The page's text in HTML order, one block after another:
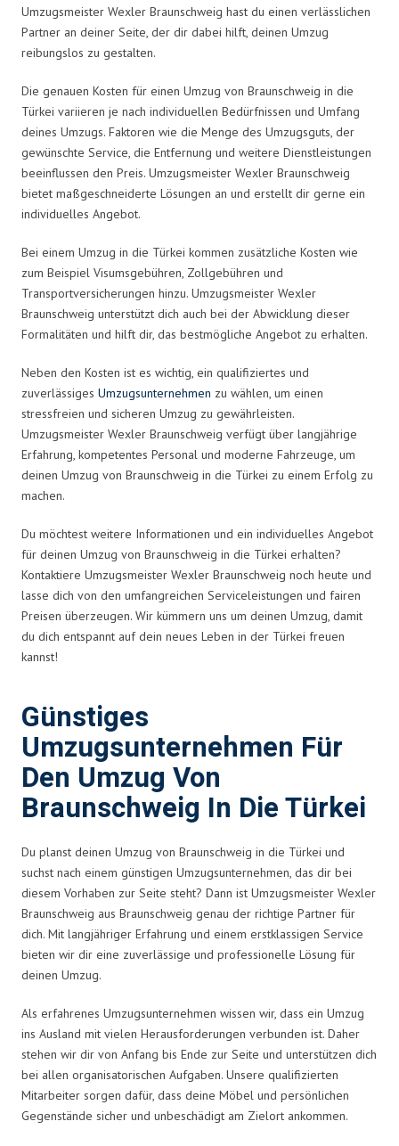
Umzugsmeister Wexler Braunschweig hast du einen verlässlichen
Partner an deiner Seite, der dir dabei hilft, deinen Umzug
reibungslos zu gestalten.
Die genauen Kosten für einen Umzug von Braunschweig in die
Türkei variieren je nach individuellen Bedürfnissen und Umfang
deines Umzugs. Faktoren wie die Menge des Umzugsguts, der
gewünschte Service, die Entfernung und weitere Dienstleistungen
beeinflussen den Preis. Umzugsmeister Wexler Braunschweig
bietet maßgeschneiderte Lösungen an und erstellt dir gerne ein
individuelles Angebot.
Bei einem Umzug in die Türkei kommen zusätzliche Kosten wie
zum Beispiel Visumsgebühren, Zollgebühren und
Transportversicherungen hinzu. Umzugsmeister Wexler
Braunschweig unterstützt dich auch bei der Abwicklung dieser
Formalitäten und hilft dir, das bestmögliche Angebot zu erhalten.
Neben den Kosten ist es wichtig, ein qualifiziertes und
zuverlässiges Umzugsunternehmen zu wählen, um einen
stressfreien und sicheren Umzug zu gewährleisten.
Umzugsmeister Wexler Braunschweig verfügt über langjährige
Erfahrung, kompetentes Personal und moderne Fahrzeuge, um
deinen Umzug von Braunschweig in die Türkei zu einem Erfolg zu
machen.
Du möchtest weitere Informationen und ein individuelles Angebot
für deinen Umzug von Braunschweig in die Türkei erhalten?
Kontaktiere Umzugsmeister Wexler Braunschweig noch heute und
lasse dich von den umfangreichen Serviceleistungen und fairen
Preisen überzeugen. Wir kümmern uns um deinen Umzug, damit
du dich entspannt auf dein neues Leben in der Türkei freuen
kannst!
Günstiges
Umzugsunternehmen Für
Den Umzug Von
Braunschweig In Die Türkei
Du planst deinen Umzug von Braunschweig in die Türkei und
suchst nach einem günstigen Umzugsunternehmen, das dir bei
diesem Vorhaben zur Seite steht? Dann ist Umzugsmeister Wexler
Braunschweig aus Braunschweig genau der richtige Partner für
dich. Mit langjähriger Erfahrung und einem erstklassigen Service
bieten wir dir eine zuverlässige und professionelle Lösung für
deinen Umzug.
Als erfahrenes Umzugsunternehmen wissen wir, dass ein Umzug
ins Ausland mit vielen Herausforderungen verbunden ist. Daher
stehen wir dir von Anfang bis Ende zur Seite und unterstützen dich
bei allen organisatorischen Aufgaben. Unsere qualifizierten
Mitarbeiter sorgen dafür, dass deine Möbel und persönlichen
Gegenstände sicher und unbeschädigt am Zielort ankommen.